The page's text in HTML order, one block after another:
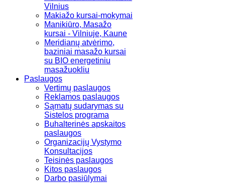
Vilnius
Makiažo kursai-mokymai
Manikiūro, Masažo
kursai - Vilniuje, Kaune
Meridianų atvėrimo,
baziniai masažo kursai
su BIO energetiniu
masažuokliu
Paslaugos
Vertimų paslaugos
Reklamos paslaugos
Sąmatų sudarymas su
Sistelos programa
Buhalterinės apskaitos
paslaugos
Organizacijų Vystymo
Konsultacijos
Teisinės paslaugos
Kitos paslaugos
Darbo pasiūlymai